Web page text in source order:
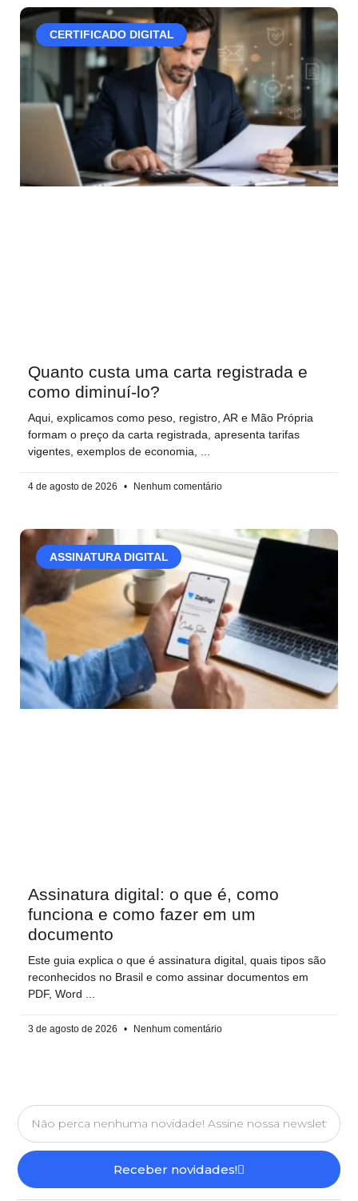
CERTIFICADO DIGITAL
Quanto custa uma carta registrada e
como diminuí-lo?
Aqui, explicamos como peso, registro, AR e Mão Própria
formam o preço da carta registrada, apresenta tarifas
vigentes, exemplos de economia,
4 de agosto de 2026 Nenhum comentário
ASSINATURA DIGITAL
Assinatura digital: o que é, como
funciona e como fazer em um
documento
Este guia explica o que é assinatura digital, quais tipos são
reconhecidos no Brasil e como assinar documentos em
PDF, Word
3 de agosto de 2026 Nenhum comentário
Receber novidades!